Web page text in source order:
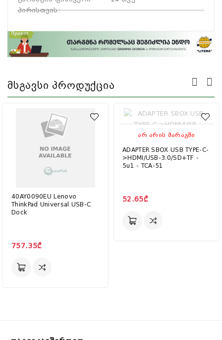
პირისთვის:
Მსგავსი Პროდუქცია
40AY0090EU Lenovo
ThinkPad Universal USB-C
Dock
757.35₾
ᲐᲠ ᲐᲠᲘᲡ ᲛᲐᲠᲐᲒᲨᲘ
ADAPTER SBOX USB TYPE-C-
>HDMI/USB-3.0/SD+TF -
5u1 - TCA-51
52.65₾